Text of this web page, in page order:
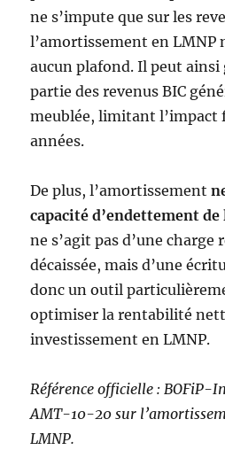
ne s’impute que sur les
l’amortissement en LMNP
aucun plafond. Il peut ainsi
partie des revenus BIC
meublée, limitant l’impact
années.
De plus, l’amortissement
capacité d’endettement
ne s’agit pas d’une charge
décaissée, mais d’une
donc un outil
optimiser la rentabilité
investissement en LMNP.
Référence officielle : BOFiP-
AMT-10-20 sur
LMNP.